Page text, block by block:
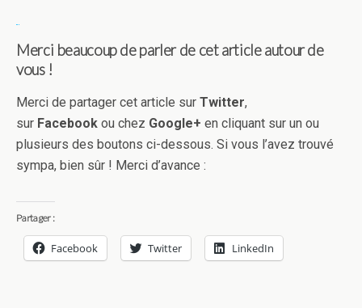
Merci beaucoup de parler de cet article autour de
vous !
Merci de partager cet article sur Twitter,
sur Facebook ou chez Google+ en cliquant sur un ou
plusieurs des boutons ci-dessous. Si vous l’avez trouvé
sympa, bien sûr ! Merci d’avance :
Partager :
Facebook Twitter LinkedIn